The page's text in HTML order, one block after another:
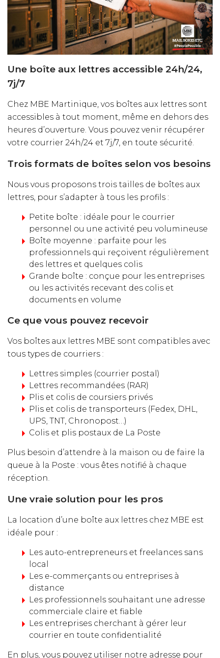
Une boîte aux lettres accessible 24h/24,
7j/7
Chez MBE Martinique, vos boîtes aux lettres sont
accessibles à tout moment, même en dehors des
heures d’ouverture. Vous pouvez venir récupérer
votre courrier 24h/24 et 7j/7, en toute sécurité.
Trois formats de boîtes selon vos besoins
Nous vous proposons trois tailles de boîtes aux
lettres, pour s’adapter à tous les profils :
Petite boîte : idéale pour le courrier
personnel ou une activité peu volumineuse
Boîte moyenne : parfaite pour les
professionnels qui reçoivent régulièrement
des lettres et quelques colis
Grande boîte : conçue pour les entreprises
ou les activités recevant des colis et
documents en volume
Ce que vous pouvez recevoir
Vos boîtes aux lettres MBE sont compatibles avec
tous types de courriers :
Lettres simples (courrier postal)
Lettres recommandées (RAR)
Plis et colis de coursiers privés
Plis et colis de transporteurs (Fedex, DHL,
UPS, TNT, Chronopost…)
Colis et plis postaux de La Poste
Plus besoin d’attendre à la maison ou de faire la
queue à la Poste : vous êtes notifié à chaque
réception.
Une vraie solution pour les pros
La location d’une boîte aux lettres chez MBE est
idéale pour :
Les auto-entrepreneurs et freelances sans
local
Les e-commerçants ou entreprises à
distance
Les professionnels souhaitant une adresse
commerciale claire et fiable
Les entreprises cherchant à gérer leur
courrier en toute confidentialité
En plus, vous pouvez utiliser notre adresse pour